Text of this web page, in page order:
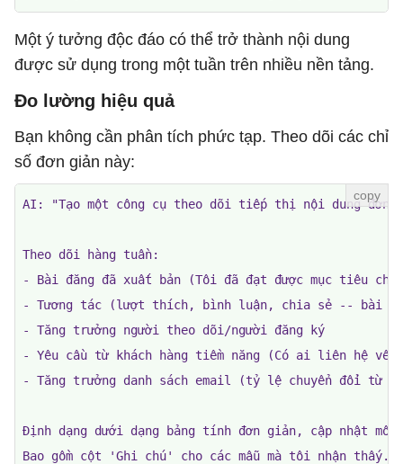
Một ý tưởng độc đáo có thể trở thành nội dung
được sử dụng trong một tuần trên nhiều nền tảng.
Đo lường hiệu quả
Bạn không cần phân tích phức tạp. Theo dõi các chỉ
số đơn giản này:
AI: "Tạo một công cụ theo dõi tiếp thị nội dung đơn
Theo dõi hàng tuần:
- Bài đăng đã xuất bản (Tôi đã đạt được mục tiêu
- Tương tác (lượt thích, bình luận, chia sẻ -- bài
- Tăng trưởng người theo dõi/người đăng ký
- Yêu cầu từ khách hàng tiềm năng (Có ai liên hệ về
- Tăng trưởng danh sách email (tỷ lệ chuyển đổi từ
Định dạng dưới dạng bảng tính đơn giản, cập nhật
Bao gồm cột 'Ghi chú' cho các mẫu mà tôi nhận thấy.